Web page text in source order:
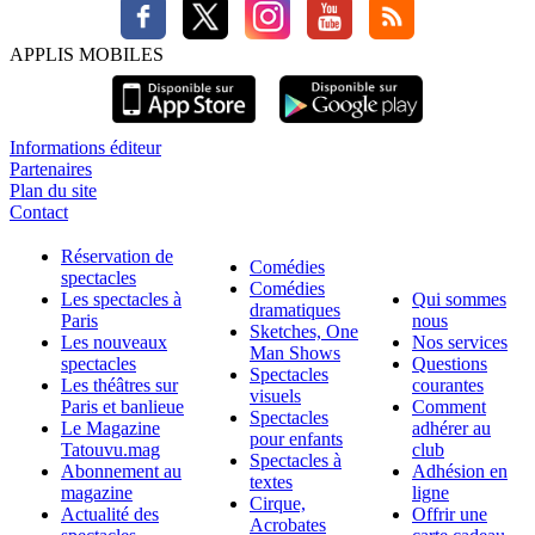
APPLIS MOBILES
Informations éditeur
Partenaires
Plan du site
Contact
Réservation de
spectacles
Les spectacles à
Paris
Les nouveaux
spectacles
Les théâtres sur
Paris et banlieue
Le Magazine
Tatouvu.mag
Abonnement au
magazine
Actualité des
Comédies
Comédies
dramatiques
Sketches, One
Man Shows
Spectacles
visuels
Spectacles
pour enfants
Spectacles à
textes
Cirque,
Acrobates
Qui sommes
nous
Nos services
Questions
courantes
Comment
adhérer au
club
Adhésion en
ligne
Offrir une